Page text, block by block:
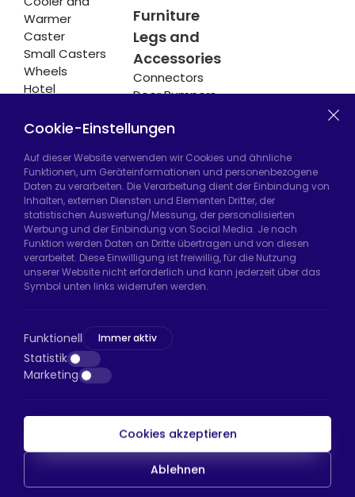
Warmer
Caster
Small Casters
Wheels
Hotel
Casters
Furniture
Legs and
Accessories
Connectors
Door Bumpers
Hadımköy Fabrik:Atatürk Sanayi Bölgesi,
Uzunçayır Caddesi, No:11 Hadımköy, 34555
Arnavutköy/İstanbul
Telefon: +90 212 640 66 46
E-Mail: export@htsteker.com
D:a, 34045 Bayrampaşa/İstanbul
Telefon:+90 530 044 64 87
E-Mail: info@htsteker.com
HTS-Zahlung
Cookie-Einstellungen
Auf dieser Website verwenden wir Cookies und ähnliche
Funktionen, um Geräteinformationen und personenbezogene
Daten zu verarbeiten. Die Verarbeitung dient der Einbindung von
Inhalten, externen Diensten und Elementen Dritter, der
statistischen Auswertung/Messung, der personalisierten
Werbung und der Einbindung von Social Media. Je nach
Funktion werden Daten an Dritte übertragen und von diesen
verarbeitet. Diese Einwilligung ist freiwillig, für die Nutzung
unserer Website nicht erforderlich und kann jederzeit über das
Symbol unten links widerrufen werden.
Funktionell Immer aktiv
Statistik
Marketing
Cookies akzeptieren
Ablehnen